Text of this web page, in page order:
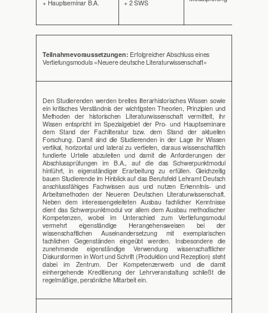
+ Hauptseminar B.A.
+ 2 SWS
Teilnahmevoraussetzungen: Erfolgreicher Abschluss eines
Vertiefungsmoduls »Neuere deutsche Literaturwissenschaft«
Den Studierenden werden breites literarhistorisches Wissen sowie
ein kritisches Verständnis der wichtigsten Theorien, Prinzipien und
Methoden der historischen Literaturwissenschaft vermittelt, ihr
Wissen entspricht im Spezialgebiet der Pro- und Hauptseminare
dem Stand der Fachliteratur bzw. dem Stand der aktuellen
Forschung. Damit sind die Studierenden in der Lage ihr Wissen
vertikal, horizontal und lateral zu vertiefen, daraus wissenschaftlich
fundierte Urteile abzuleiten und damit die Anforderungen der
Abschlussprüfungen im B.A., auf die das Schwerpunktmodul
hinführt, in eigenständiger Erarbeitung zu erfüllen. Gleichzeitig
bauen Studierende im Hinblick auf das Berufsfeld Lehramt Deutsch
anschlussfähiges Fachwissen aus und nutzen Erkenntnis- und
Arbeitsmethoden der Neueren Deutschen Literaturwissenschaft.
Neben dem interessengeleiteten Ausbau fachlicher Kenntnisse
dient das Schwerpunktmodul vor allem dem Ausbau methodischer
Kompetenzen, wobei im Unterschied zum Vertiefungsmodul
vermehrt eigenständige Herangehensweisen bei der
wissenschaftlichen Auseinandersetzung mit exemplarischen
fachlichen Gegenständen eingeübt werden. Insbesondere die
zunehmende eigenständige Verwendung wissenschaftlicher
Diskursformen in Wort und Schrift (Produktion und Rezeption) steht
dabei im Zentrum. Der Kompetenzerwerb und die damit
einhergehende Kreditierung der Lehrveranstaltung schließt die
regelmäßige, persönliche Mitarbeit ein.